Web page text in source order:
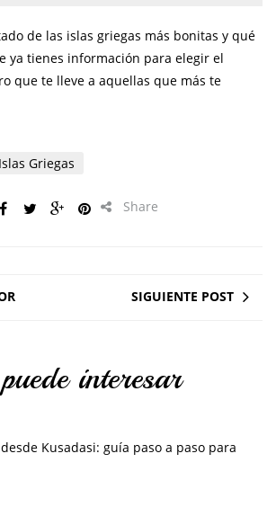
de las islas griegas más bonitas y qué
ya tienes información para elegir el
que te lleve a aquellas que más te
Griegas
Share
SIGUIENTE POST
interesar
Kusadasi: guía paso a paso para